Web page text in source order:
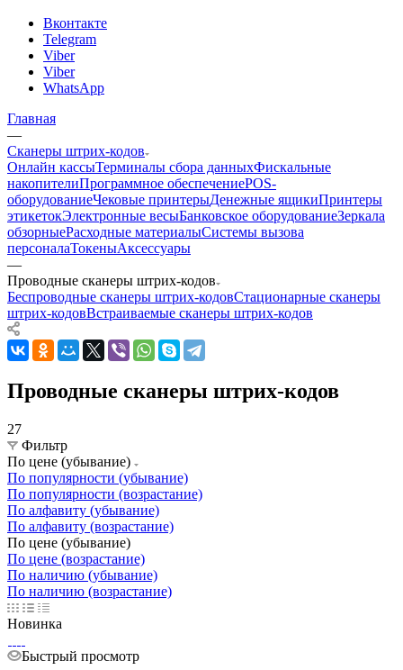
Вконтакте
Telegram
Viber
Viber
WhatsApp
Главная
—
Сканеры штрих-кодов
Онлайн кассыТерминалы сбора данныхФискальные
накопителиПрограммное обеспечениеPOS-
оборудованиеЧековые принтерыДенежные ящикиПринтеры
этикетокЭлектронные весыБанковское оборудованиеЗеркала
обзорныеРасходные материалыСистемы вызова
персоналаТокеныАксессуары
—
Проводные сканеры штрих-кодов
Беспроводные сканеры штрих-кодовСтационарные сканеры
штрих-кодовВстраиваемые сканеры штрих-кодов
Проводные сканеры штрих-кодов
27
Фильтр
По цене (убывание)
По популярности (убывание)
По популярности (возрастание)
По алфавиту (убывание)
По алфавиту (возрастание)
По цене (убывание)
По цене (возрастание)
По наличию (убывание)
По наличию (возрастание)
Новинка
Быстрый просмотр